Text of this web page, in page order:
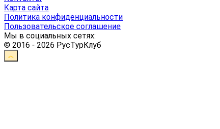
Карта сайта
Политика конфиденциальности
Пользовательское соглашение
Мы в социальных сетях:
© 2016 - 2026 РусТурКлуб